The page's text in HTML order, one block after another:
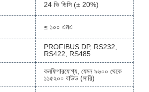
24 ভি ডিসি (± 20%)
≤ ১০০ এমএ
PROFIBUS DP, RS232,
RS422, RS485
কনফিগারযোগ্য, যেমন ৯৬০০ থেকে
১১৫২০০ বাউড (সারি)